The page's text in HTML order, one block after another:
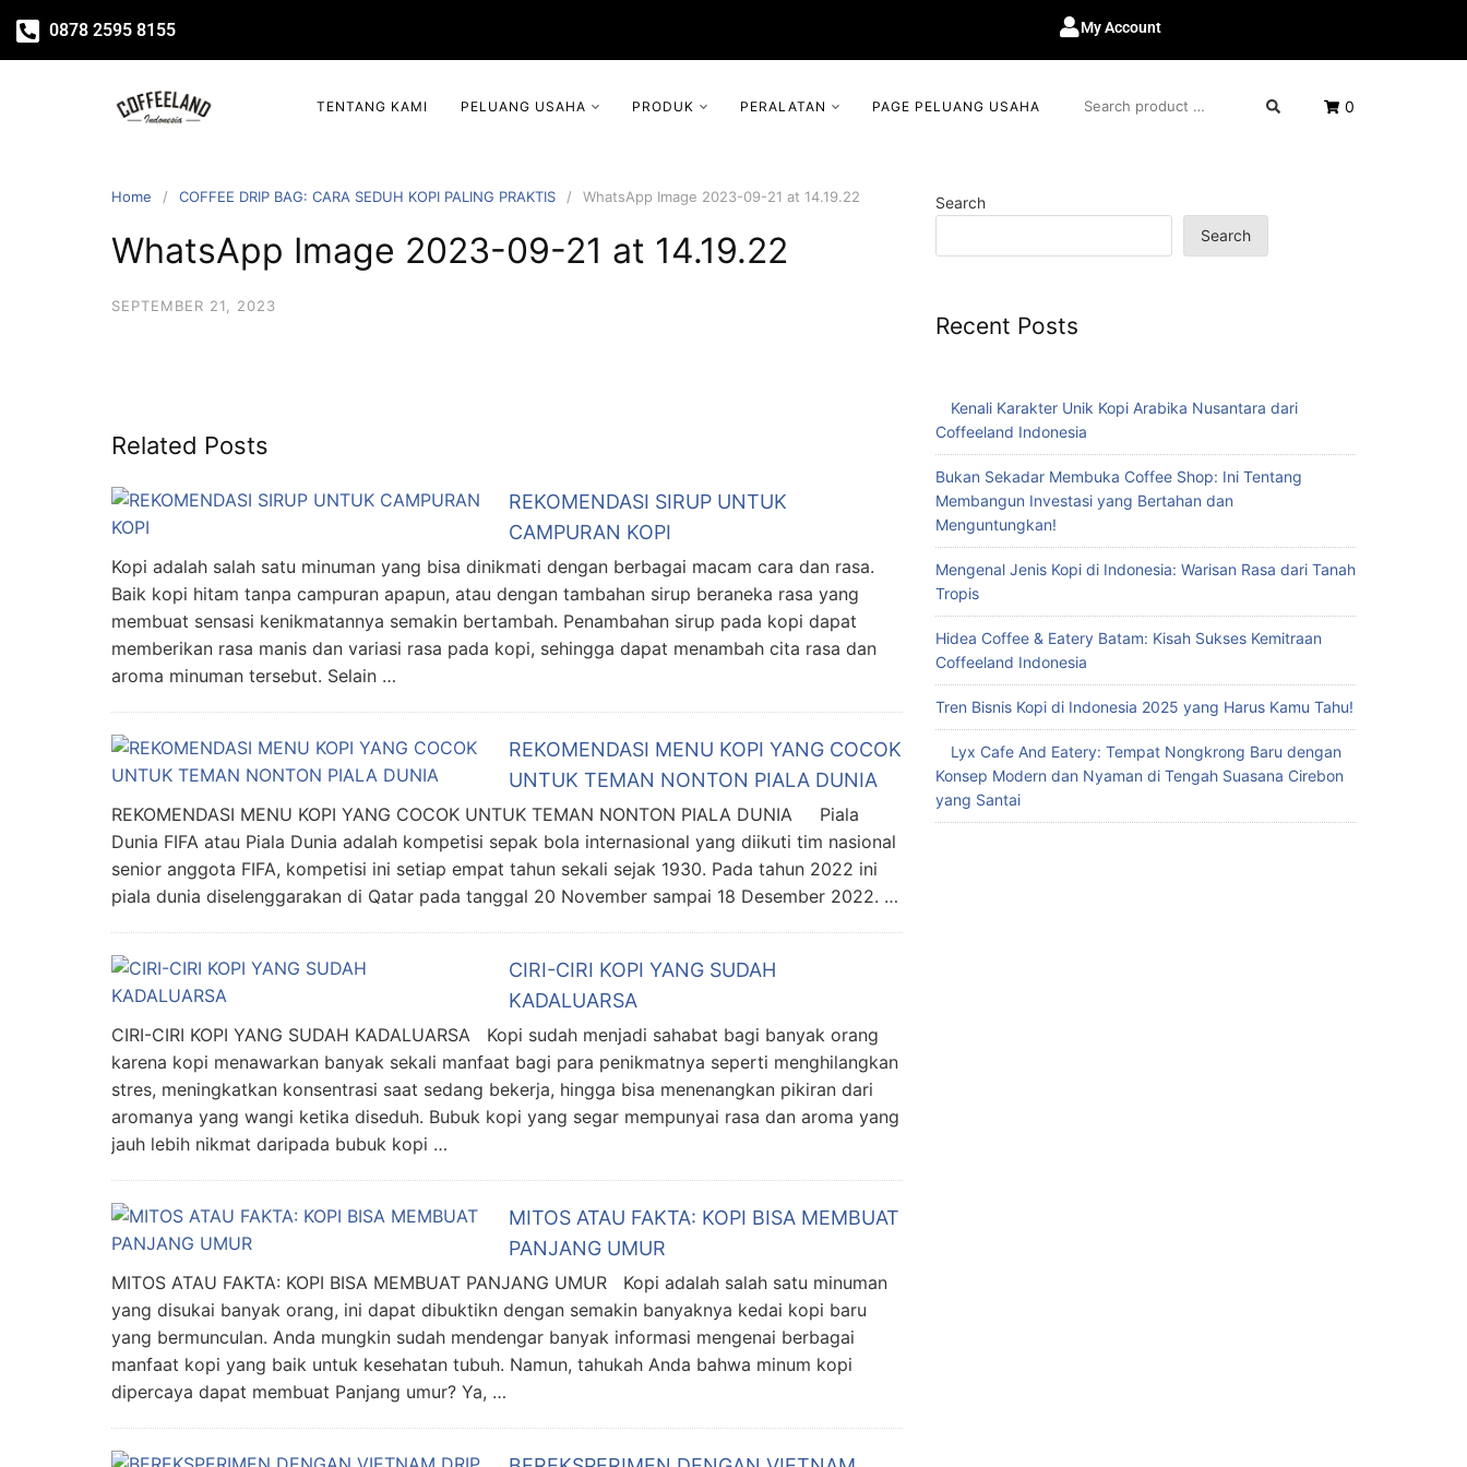
0878 2595 8155 My Account
0
TENTANG KAMI PELUANG USAHA PRODUK PERALATAN PAGE PELUANG USAHA
Home COFFEE DRIP BAG: CARA SEDUH KOPI PALING PRAKTIS WhatsApp Image 2023-09-21 at 14.19.22
WhatsApp Image 2023-09-21 at 14.19.22
SEPTEMBER 21, 2023
Related Posts
REKOMENDASI SIRUP UNTUK
CAMPURAN KOPI
Kopi adalah salah satu minuman yang bisa dinikmati dengan berbagai macam cara dan rasa.
Baik kopi hitam tanpa campuran apapun, atau dengan tambahan sirup beraneka rasa yang
membuat sensasi kenikmatannya semakin bertambah. Penambahan sirup pada kopi dapat
memberikan rasa manis dan variasi rasa pada kopi, sehingga dapat menambah cita rasa dan
aroma minuman tersebut. Selain …
REKOMENDASI MENU KOPI YANG COCOK
UNTUK TEMAN NONTON PIALA DUNIA
REKOMENDASI MENU KOPI YANG COCOK UNTUK TEMAN NONTON PIALA DUNIA Piala
Dunia FIFA atau Piala Dunia adalah kompetisi sepak bola internasional yang diikuti tim nasional
senior anggota FIFA, kompetisi ini setiap empat tahun sekali sejak 1930. Pada tahun 2022 ini
piala dunia diselenggarakan di Qatar pada tanggal 20 November sampai 18 Desember 2022. …
CIRI-CIRI KOPI YANG SUDAH
KADALUARSA
CIRI-CIRI KOPI YANG SUDAH KADALUARSA Kopi sudah menjadi sahabat bagi banyak orang
karena kopi menawarkan banyak sekali manfaat bagi para penikmatnya seperti menghilangkan
stres, meningkatkan konsentrasi saat sedang bekerja, hingga bisa menenangkan pikiran dari
aromanya yang wangi ketika diseduh. Bubuk kopi yang segar mempunyai rasa dan aroma yang
jauh lebih nikmat daripada bubuk kopi …
MITOS ATAU FAKTA: KOPI BISA MEMBUAT
PANJANG UMUR
MITOS ATAU FAKTA: KOPI BISA MEMBUAT PANJANG UMUR Kopi adalah salah satu minuman
yang disukai banyak orang, ini dapat dibuktikn dengan semakin banyaknya kedai kopi baru
yang bermunculan. Anda mungkin sudah mendengar banyak informasi mengenai berbagai
manfaat kopi yang baik untuk kesehatan tubuh. Namun, tahukah Anda bahwa minum kopi
dipercaya dapat membuat Panjang umur? Ya, …
Search
Search
Recent Posts
Kenali Karakter Unik Kopi Arabika Nusantara dari
Coffeeland Indonesia
Bukan Sekadar Membuka Coffee Shop: Ini Tentang
Membangun Investasi yang Bertahan dan
Menguntungkan!
Mengenal Jenis Kopi di Indonesia: Warisan Rasa dari Tanah
Tropis
Hidea Coffee & Eatery Batam: Kisah Sukses Kemitraan
Coffeeland Indonesia
Tren Bisnis Kopi di Indonesia 2025 yang Harus Kamu Tahu!
Lyx Cafe And Eatery: Tempat Nongkrong Baru dengan
Konsep Modern dan Nyaman di Tengah Suasana Cirebon
yang Santai